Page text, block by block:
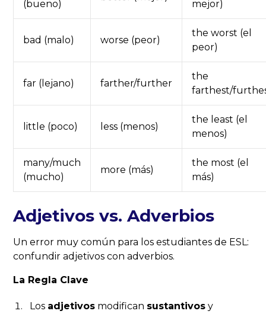
(bueno)
mejor)
bad (malo) worse (peor)
the worst (el
peor)
far (lejano) farther/further
the
farthest/
little (poco) less (menos)
the least (el
menos)
many/much
(mucho)
more (más)
the most (el
más)
Adjetivos vs. Adverbios
Un error muy común para los estudiantes de ESL:
confundir adjetivos con adverbios.
La Regla Clave
Los adjetivos modifican sustantivos y